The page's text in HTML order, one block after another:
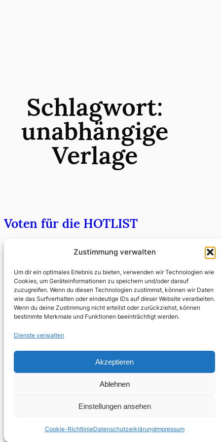
Zustimmung verwalten
Um dir ein optimales Erlebnis zu bieten, verwenden wir Technologien wie
Cookies, um Geräteinformationen zu speichern und/oder darauf
zuzugreifen. Wenn du diesen Technologien zustimmst, können wir Daten
wie das Surfverhalten oder eindeutige IDs auf dieser Website verarbeiten.
Wenn du deine Zustimmung nicht erteilst oder zurückziehst, können
bestimmte Merkmale und Funktionen beeinträchtigt werden.
Dienste verwalten
Akzeptieren
Ablehnen
Einstellungen ansehen
Cookie-RichtlinieDatenschutzerklärungImpressum
Schlagwort:
unabhängige
Verlage
Voten für die HOTLIST